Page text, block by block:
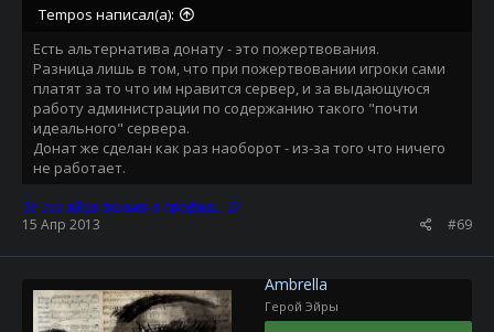
Tempos написал(а):
Есть альтернатива донату - это пожертвования.
Разница лишь в том, что при пожертвовании игроки сами
платят за то что им нравится сервер, и за выдающуюся
работу администрации по содержанию такого "почти
идеального" сервера.
Донат же сделан как раз наоборот - из-за того что ничего
не работает.
Те же яйца только в профиль.:D
15 Апр 2013 #69
Ambrella
Герой Эйры